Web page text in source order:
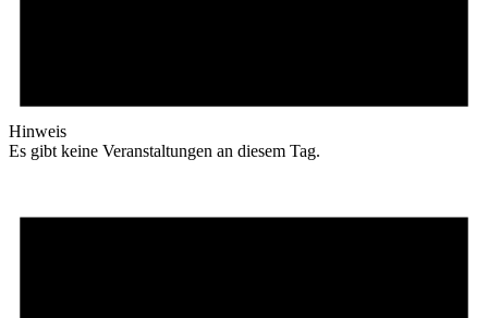
Hinweis
Es gibt keine Veranstaltungen an diesem Tag.